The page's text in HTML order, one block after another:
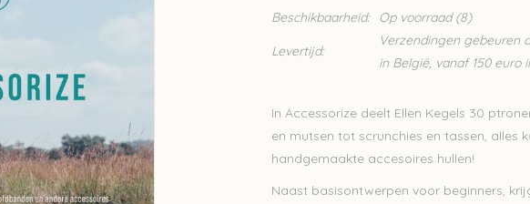
Beschikbaarheid: Op voorraad(8)
Levertijd:
Verzendingen gebeuren
in België, vanaf 150 euro
In Accessorize deelt Ellen Kegels 30
en mutsen tot scrunchies en tassen, alles
handgemaakte accesoires hullen!
Naast basisontwerpen voor beginners,